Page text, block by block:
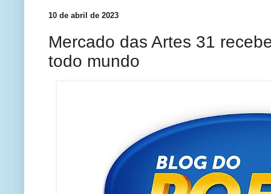
10 de abril de 2023
Mercado das Artes 31
todo mundo